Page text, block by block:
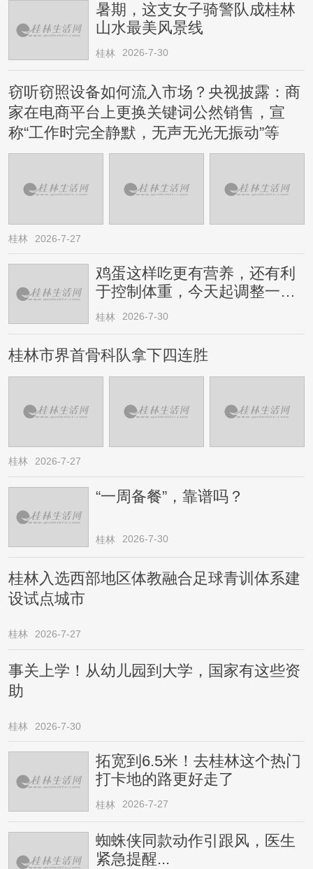
暑期，这支女子骑警队成桂林
山水最美风景线
桂林 2026-7-30
窃听窃照设备如何流入市场？央视披露：商
家在电商平台上更换关键词公然销售，宣
称“工作时完全静默，无声无光无振动”等
桂林 2026-7-27
鸡蛋这样吃更有营养，还有利
于控制体重，今天起调整一下
→
桂林 2026-7-30
桂林市界首骨科队拿下四连胜
桂林 2026-7-27
“一周备餐”，靠谱吗？
桂林 2026-7-30
桂林入选西部地区体教融合足球青训体系建
设试点城市
桂林 2026-7-27
事关上学！从幼儿园到大学，国家有这些资
助
桂林 2026-7-30
拓宽到6.5米！去桂林这个热门
打卡地的路更好走了
桂林 2026-7-27
蜘蛛侠同款动作引跟风，医生
紧急提醒...